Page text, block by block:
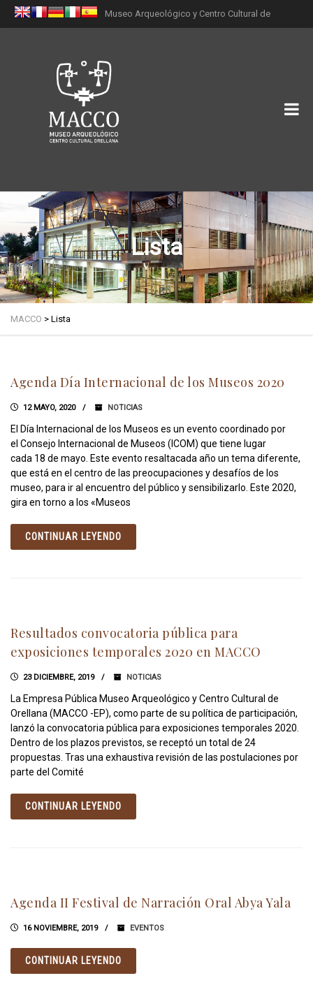
Museo Arqueológico y Centro Cultural de
Lista
MACCO > Lista
Agenda Día Internacional de los Museos 2020
12 MAYO, 2020 NOTICIAS
El Día Internacional de los Museos es un evento coordinado por
el Consejo Internacional de Museos (ICOM) que tiene lugar
cada 18 de mayo. Este evento resaltacada año un tema diferente,
que está en el centro de las preocupaciones y desafíos de los
museo, para ir al encuentro del público y sensibilizarlo. Este 2020,
gira en torno a los «Museos
CONTINUAR LEYENDO
Resultados convocatoria pública para
exposiciones temporales 2020 en MACCO
23 DICIEMBRE, 2019 NOTICIAS
La Empresa Pública Museo Arqueológico y Centro Cultural de
Orellana (MACCO -EP), como parte de su política de participación,
lanzó la convocatoria pública para exposiciones temporales 2020.
Dentro de los plazos previstos, se receptó un total de 24
propuestas. Tras una exhaustiva revisión de las postulaciones por
parte del Comité
CONTINUAR LEYENDO
Agenda II Festival de Narración Oral Abya Yala
16 NOVIEMBRE, 2019 EVENTOS
CONTINUAR LEYENDO